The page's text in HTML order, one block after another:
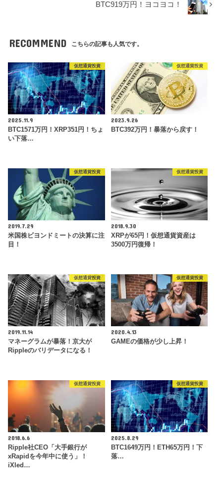
BTC919万円！ヨコヨコ！
RECOMMEND こちらの記事も人気です。
仮想通貨投資
2025.11.9
BTC1571万円！XRP351円！ちょ
い下落…
仮想通貨投資
2023.9.26
BTC392万円！暴落から戻す！
仮想通貨投資
2019.7.29
米国株ビヨンドミートの決算に注
目！
仮想通貨投資
2018.9.30
XRPが65円！仮想通貨資産は
3500万円復帰！
仮想通貨投資
2019.11.14
マネーグラムが暴落！京大が
Rippleのバリデータになる！
仮想通貨投資
2020.4.13
GAMEの価格が少し上昇！
仮想通貨投資
2018.6.6
Ripple社CEO「大手銀行が
xRapidを今年中に使う」！
iXled…
仮想通貨投資
2025.8.29
BTC1649万円！ETH65万円！下
落…